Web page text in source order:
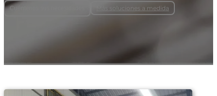
Cuéntenos sus necesidades Más soluciones a medida